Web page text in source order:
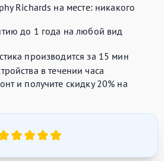
Richards на месте: никакого
до 1 года на любой вид
производитсяза 15 мин
в течении часа
и получите скидку 20% на